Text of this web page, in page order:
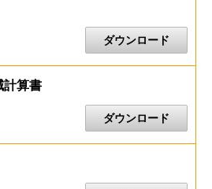
ダウンロード
算書
ダウンロード